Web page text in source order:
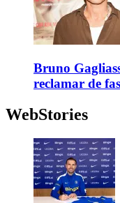
Bruno
reclamar de
WebStories